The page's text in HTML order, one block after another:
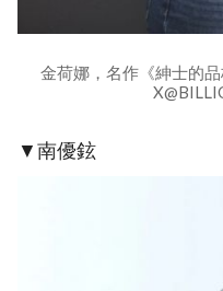
金荷娜，名作《紳士的
▼南優鉉